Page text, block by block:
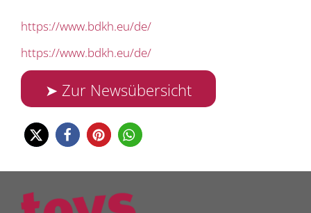
https://www.bdkh.eu/de/
https://www.bdkh.eu/de/
➤ Zur Newsübersicht